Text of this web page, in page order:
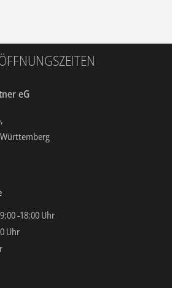
eG
-18:00 Uhr
Uhr